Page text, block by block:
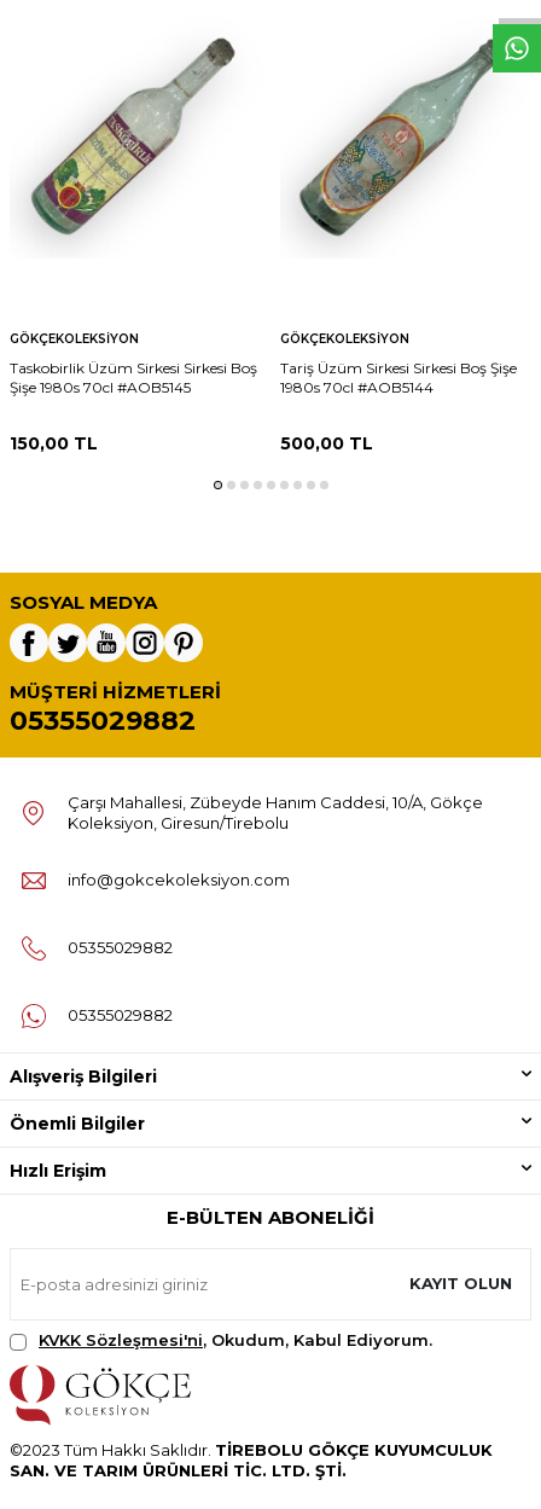
GÖKÇEKOLEKSIYON
Taskobirlik Üzüm Sirkesi Sirkesi Boş
Şişe 1980s 70cl #AOB5145
150,00 TL
GÖKÇEKOLEKSIYON
Tariş Üzüm Sirkesi Sirkesi Boş Şişe
1980s 70cl #AOB5144
500,00TL
SOSYAL MEDYA
MÜŞTERI HIZMETLERI
05355029882
Çarşı Mahallesi, Zübeyde Hanım Caddesi, 10/A, Gökçe
Koleksiyon, Giresun/Tirebolu
info@gokcekoleksiyon.com
05355029882
05355029882
Alışveriş Bilgileri
Önemli Bilgiler
Hızlı Erişim
E-BÜLTEN ABONELIĞI
KAYIT OLUN
KVKK Sözleşmesi'ni, Okudum, Kabul Ediyorum.
©2023 Tüm Hakkı Saklıdır. TİREBOLU GÖKÇE KUYUMCULUK
SAN. VE TARIM ÜRÜNLERİ TİC. LTD. ŞTİ.